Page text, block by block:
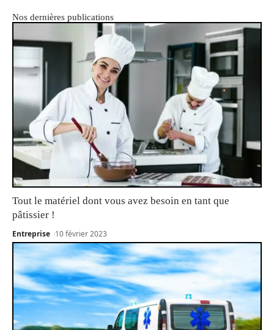
Nos dernières publications
Tout le matériel dont vous avez besoin en tant que
pâtissier !
Entreprise 10 février 2023